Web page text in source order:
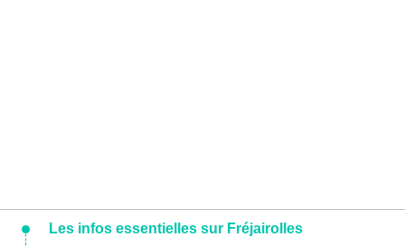
Les infos essentielles sur Fréjairolles